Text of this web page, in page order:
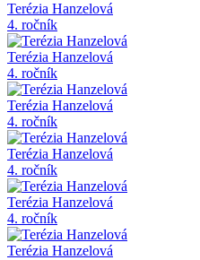
Terézia Hanzelová
4. ročník
Terézia Hanzelová
4. ročník
Terézia Hanzelová
4. ročník
Terézia Hanzelová
4. ročník
Terézia Hanzelová
4. ročník
Terézia Hanzelová